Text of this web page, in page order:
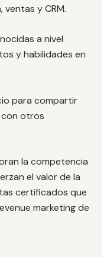
y CRM.
a nivel
y habilidades en
para compartir
con otros
la competencia
el valor de la
certificados que
marketing de